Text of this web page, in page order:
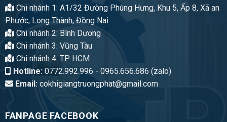
Chi nhánh 1: A1/32 Đường Phùng Hưng, Khu 5, Ấp 8, Xã an
Phước, Long Thành, Đồng Nai
Chi nhánh 2: Bình Dương
Chi nhánh 3: Vũng Tàu
Chi nhánh 4: TP HCM
Hotline:0772.992.996 - 0965.656.686 (zalo)
Email:cokhigiangtruongphat@gmail.com
FANPAGE FACEBOOK